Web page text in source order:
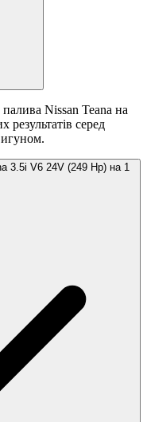
Nissan Teana на
серед
3.5i V6 24V (249 Hp) на 1